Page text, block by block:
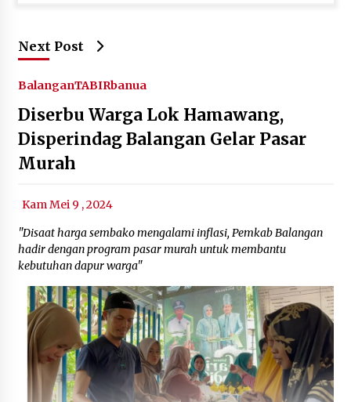
Next Post
BalanganTABIRbanua
Diserbu Warga Lok Hamawang,
Disperindag Balangan Gelar Pasar
Murah
Kam Mei 9 , 2024
"Disaat harga sembako mengalami inflasi, Pemkab Balangan
hadir dengan program pasar murah untuk membantu
kebutuhan dapur warga"